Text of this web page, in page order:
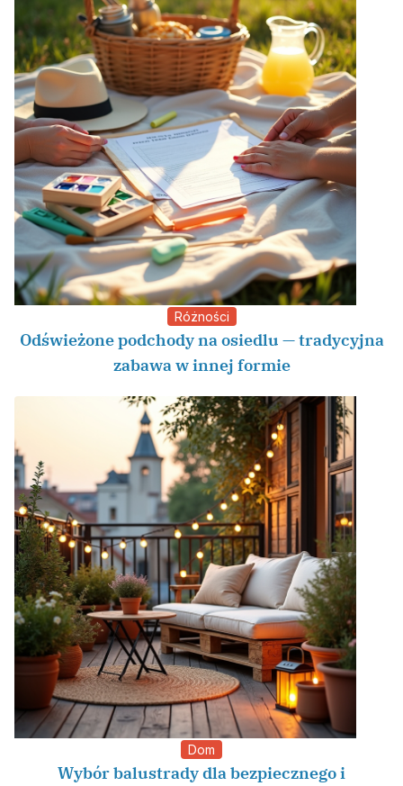
Różności
Odświeżone podchody na osiedlu — tradycyjna
zabawa w innej formie
Dom
Wybór balustrady dla bezpiecznego i